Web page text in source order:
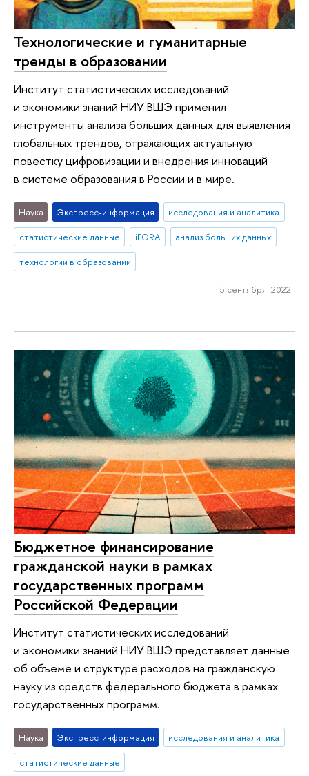
Технологические и гуманитарные
тренды в образовании
Институт статистических исследований
и экономики знаний НИУ ВШЭ применил
инструменты анализа больших данных для выявления
глобальных трендов, отражающих актуальную
повестку цифровизации и внедрения инноваций
в системе образования в России и в мире.
Наука Экспресс-информация
исследования и аналитика
статистические данные
iFORA
анализ больших данных
технологии в образовании
5 сентября 2022
Бюджетное финансирование
гражданской науки в рамках
государственных программ
Российской Федерации
Институт статистических исследований
и экономики знаний НИУ ВШЭ представляет данные
об объеме и структуре расходов на гражданскую
науку из средств федерального бюджета в рамках
государственных программ.
Наука Экспресс-информация
исследования и аналитика
статистические данные